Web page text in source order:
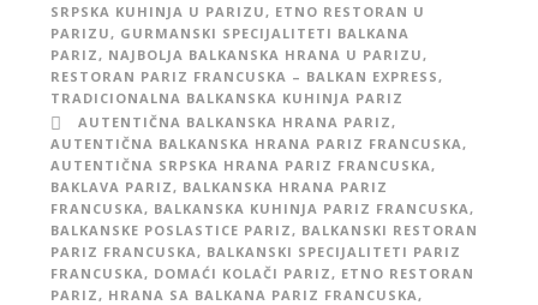
SRPSKA KUHINJA U PARIZU, ETNO RESTORAN U
PARIZU, GURMANSKI SPECIJALITETI BALKANA
PARIZ, NAJBOLJA BALKANSKA HRANA U PARIZU,
RESTORAN PARIZ FRANCUSKA – BALKAN EXPRESS,
TRADICIONALNA BALKANSKA KUHINJA PARIZ
AUTENTIČNA BALKANSKA HRANA PARIZ,
AUTENTIČNA BALKANSKA HRANA PARIZ FRANCUSKA,
AUTENTIČNA SRPSKA HRANA PARIZ FRANCUSKA,
BAKLAVA PARIZ, BALKANSKA HRANA PARIZ
FRANCUSKA, BALKANSKA KUHINJA PARIZ FRANCUSKA,
BALKANSKE POSLASTICE PARIZ, BALKANSKI RESTORAN
PARIZ FRANCUSKA, BALKANSKI SPECIJALITETI PARIZ
FRANCUSKA, DOMAĆI KOLAČI PARIZ, ETNO RESTORAN
PARIZ, HRANA SA BALKANA PARIZ FRANCUSKA,